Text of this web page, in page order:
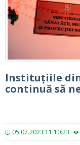
Instituțiile
continuă să
05.07.2023 11:10:23